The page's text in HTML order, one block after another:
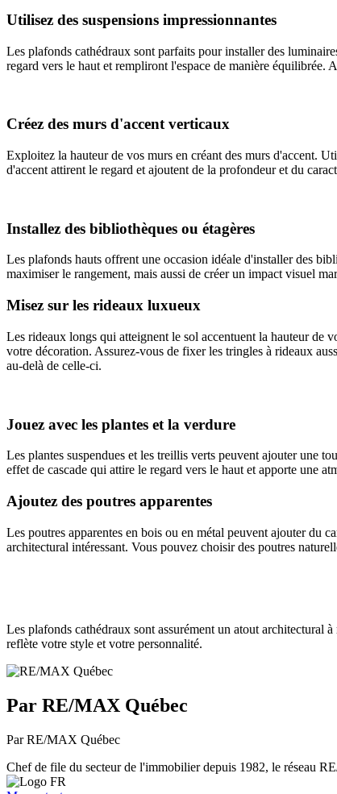
Utilisez des suspensions impressionnantes
Les plafonds cathédraux sont parfaits pour installer des
regard vers le haut et rempliront l'espace de manière équilibrée.
Créez des murs d'accent verticaux
Exploitez la hauteur de vos murs en créant des murs d'accent.
d'accent attirent le regard et ajoutent de la profondeur et du
Installez des bibliothèques ou étagères
Les plafonds hauts offrent une occasion idéale d'installer des
maximiser le rangement, mais aussi de créer un impact visuel
Misez sur les rideaux luxueux
Les rideaux longs qui atteignent le sol accentuent la hauteur de
votre décoration. Assurez-vous de fixer les tringles à rideaux
au-delà de celle-ci.
Jouez avec les plantes et la verdure
Les plantes suspendues et les treillis verts peuvent ajouter une
effet de cascade qui attire le regard vers le haut et apporte une
Ajoutez des poutres apparentes
Les poutres apparentes en bois ou en métal peuvent ajouter du
architectural intéressant. Vous pouvez choisir des poutres
Les plafonds cathédraux sont assurément un atout architectural
reflète votre style et votre personnalité.
Par RE/MAX Québec
Par RE/MAX Québec
Chef de file du secteur de l'immobilier depuis 1982, le réseau